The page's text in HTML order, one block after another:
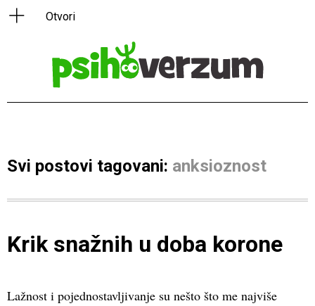
Svi postovi tagovani: anksioznost
Krik snažnih u doba korone
Lažnost i pojednostavljivanje su nešto što me najviše